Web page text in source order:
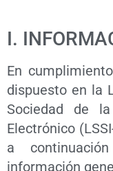
I.
En
dispuesto en la
Sociedad de
Electrónico
a
información